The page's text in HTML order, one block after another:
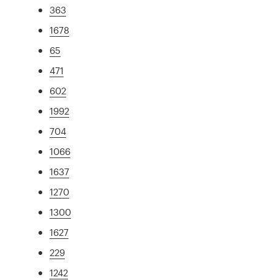
363
1678
65
471
602
1992
704
1066
1637
1270
1300
1627
229
1242